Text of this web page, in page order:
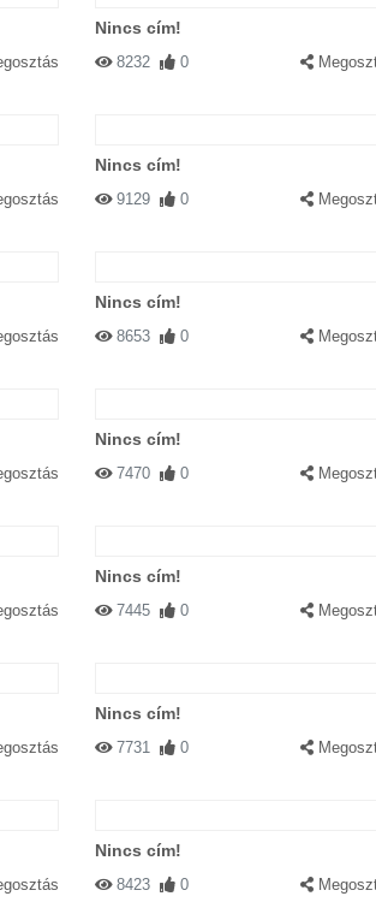
Nincs cím!
8232 0
Nincs cím!
9129 0
Nincs cím!
8653 0
Nincs cím!
7470 0
Nincs cím!
7445 0
Nincs cím!
7731 0
Nincs cím!
8423 0